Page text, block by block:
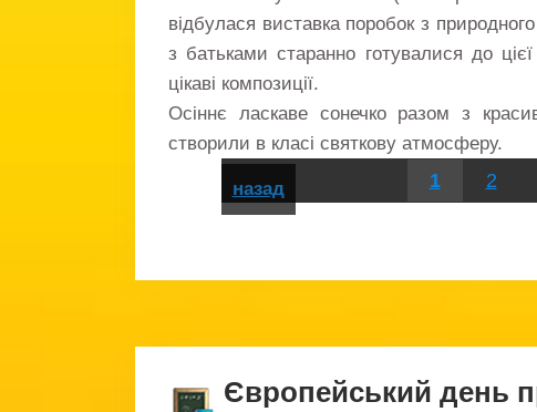
відбулася виставка поробок з
з батьками старанно готувалися до
цікаві композиції.
Осіннє ласкаве сонечко разом з
створили в класі святкову атмосферу.
назад 1 2
Європейський день